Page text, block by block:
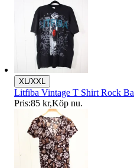
XL/XXL
Litfiba Vintage T Shirt Rock
Pris:85 kr,Köp nu.